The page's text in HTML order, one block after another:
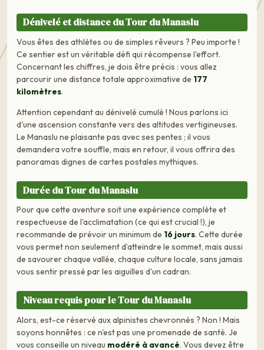
Dénivelé et distance du Tour du Manaslu
Vous êtes des athlètes ou de simples rêveurs ? Peu importe !
Ce sentier est un véritable défi qui récompense l'effort.
Concernant les chiffres, je dois être précis : vous allez
parcourir une distance totale approximative de 177
kilomètres.
Attention cependant au dénivelé cumulé ! Nous parlons ici
d'une ascension constante vers des altitudes vertigineuses.
Le Manaslu ne plaisante pas avec ses pentes ; il vous
demandera votre souffle, mais en retour, il vous offrira des
panoramas dignes de cartes postales mythiques.
Durée du Tour du Manaslu
Pour que cette aventure soit une expérience complète et
respectueuse de l'acclimatation (ce qui est crucial !), je
recommande de prévoir un minimum de 16 jours. Cette durée
vous permet non seulement d’atteindre le sommet, mais aussi
de savourer chaque vallée, chaque culture locale, sans jamais
vous sentir pressé par les aiguilles d'un cadran.
Niveau requis pour le Tour du Manaslu
Alors, est-ce réservé aux alpinistes chevronnés ? Non ! Mais
soyons honnêtes : ce n'est pas une promenade de santé. Je
vous conseille un niveau modéré à avancé. Vous devez être